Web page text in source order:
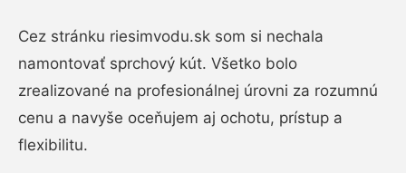
Cez stránku riesimvodu.sk som si nechala
namontovať sprchový kút. Všetko bolo
zrealizované na profesionálnej úrovni za rozumnú
cenu a navyše oceňujem aj ochotu, prístup a
flexibilitu.